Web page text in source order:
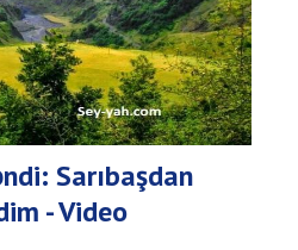
Sarıbaşdan
- Video